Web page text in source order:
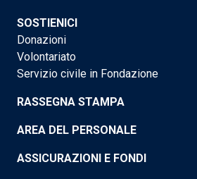
SOSTIENICI
Donazioni
Volontariato
Servizio civile in Fondazione
RASSEGNA STAMPA
AREA DEL PERSONALE
ASSICURAZIONI E FONDI